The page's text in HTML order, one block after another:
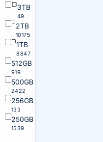
3TB
49
2TB
10175
1TB
8847
512GB
919
500GB
2422
256GB
133
250GB
1539